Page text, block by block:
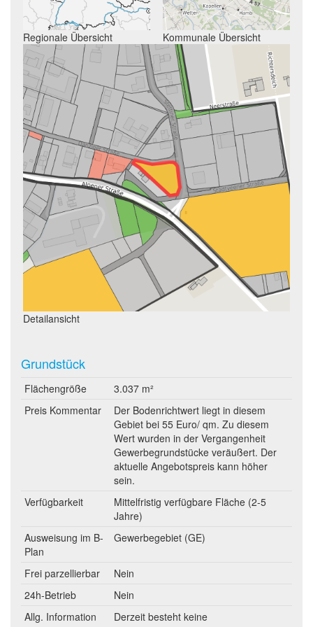
Regionale Übersicht Kommunale Übersicht
Detailansicht
Grundstück
Flächengröße
3.037 m²
Preis Kommentar
Der Bodenrichtwert liegt in diesem
Gebiet bei 55 Euro/ qm. Zu diesem
Wert wurden in der Vergangenheit
Gewerbegrundstücke veräußert. Der
aktuelle Angebotspreis kann höher
sein.
Verfügbarkeit
Mittelfristig verfügbare Fläche (2-5
Jahre)
Ausweisung im B-
Plan
Gewerbegebiet (GE)
Frei parzellierbar
Nein
24h-Betrieb
Nein
Allg. Information
Derzeit besteht keine